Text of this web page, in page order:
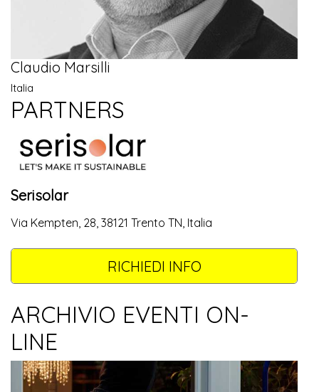
Claudio Marsilli
Italia
PARTNERS
Serisolar
Via Kempten, 28, 38121 Trento TN, Italia
RICHIEDI INFO
ARCHIVIO EVENTI ON-
LINE